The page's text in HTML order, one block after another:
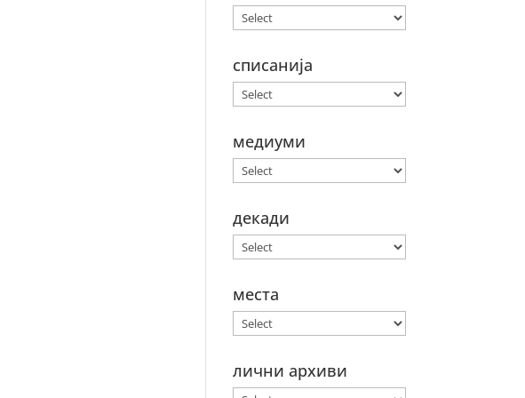
списанија
медиуми
декади
места
лични архиви